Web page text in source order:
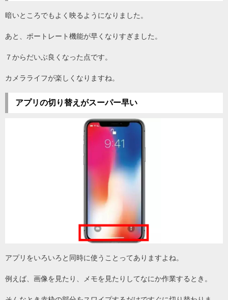
暗いところでもよく映るようになりました。
あと、ポートレート機能が早くなりすぎました。
７からだいぶ良くなった点です。
カメラライフが楽しくなりますね。
アプリの切り替えがスーパー早い
アプリをいろいろと同時に使うことってありますよね。
例えば、画像を見たり、メモを見たりしてなにか作業するとき。